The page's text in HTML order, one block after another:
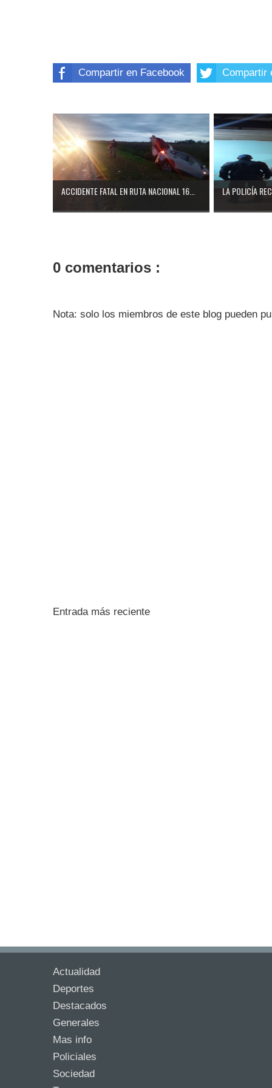
Compartir en Facebook Compartir
ACCIDENTE FATAL EN RUTA NACIONAL 16... LA POLICÍA
0 comentarios :
Nota: solo los miembros de este blog pueden
Entrada más reciente
Actualidad
Deportes
Destacados
Generales
Mas info
Policiales
Sociedad